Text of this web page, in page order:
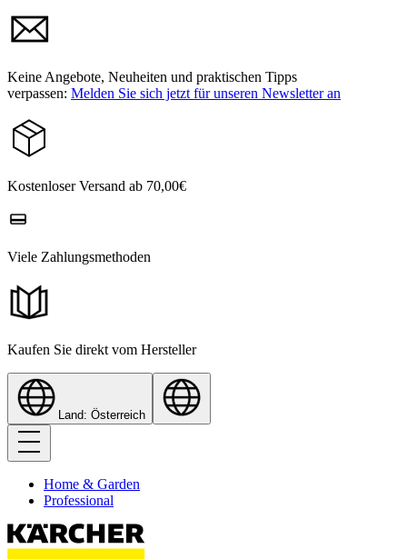
Keine Angebote, Neuheiten und praktischen Tipps
verpassen: Melden Sie sich jetzt für unseren Newsletter an
Kostenloser Versand ab 70,00€
Viele Zahlungsmethoden
Kaufen Sie direkt vom Hersteller
Land: Österreich
Home & Garden
Professional